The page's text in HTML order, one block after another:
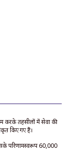
करके तहसीलों में सेवा की
किए गए हैं।
परिणामस्वरूप 60,000